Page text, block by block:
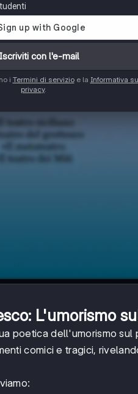
con l'e-mail
i Termini di servizioe la Informativa
privacy.
L'umorismo
poetica dell'umorismo
comici e tragici,